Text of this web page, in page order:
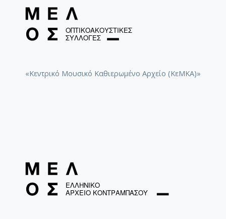
«Κεντρικό Μουσικό Καθιερωμένο Αρχείο (ΚεΜΚΑ)»